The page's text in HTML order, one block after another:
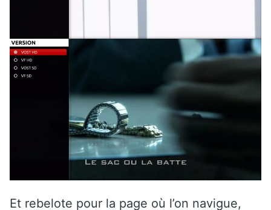
Et rebelote pour la page où l’on navigue,